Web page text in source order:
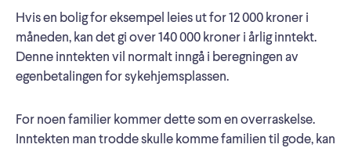
Hvis en bolig for eksempel leies ut for 12 000 kroner i
måneden, kan det gi over 140 000 kroner i årlig inntekt.
Denne inntekten vil normalt inngå i beregningen av
egenbetalingen for sykehjemsplassen.
For noen familier kommer dette som en overraskelse.
Inntekten man trodde skulle komme familien til gode, kan